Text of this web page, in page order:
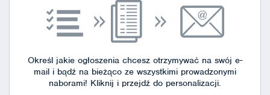
Określ jakie ogłoszenia chcesz otrzymywać na swój e-
mail i bądź na bieżąco ze wszystkimi prowadzonymi
naborami! Kliknij i przejdź do personalizacji.